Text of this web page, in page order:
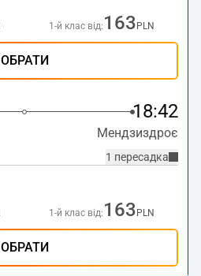
1-й клас від: 163 PLN
ОБРАТИ
18:42
Мендзиздроє
1 пересадка
1-й клас від: 163 PLN
ОБРАТИ